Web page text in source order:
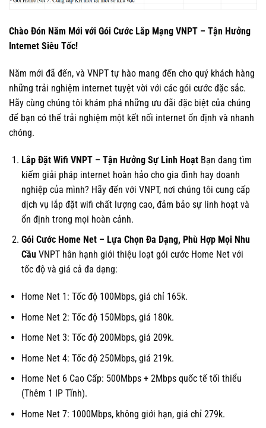
Chào Đón Năm Mới với Gói Cước Lắp Mạng VNPT – Tận Hưởng
Internet Siêu Tốc!
Năm mới đã đến, và VNPT tự hào mang đến cho quý khách hàng
những trải nghiệm internet tuyệt vời với các gói cước đặc sắc.
Hãy cùng chúng tôi khám phá những ưu đãi đặc biệt của chúng
để bạn có thể trải nghiệm một kết nối internet ổn định và nhanh
chóng.
Lắp Đặt Wifi VNPT – Tận Hưởng Sự Linh HoạtBạn đang tìm
kiếm giải pháp internet hoàn hảo cho gia đình hay doanh
nghiệp của mình? Hãy đến với VNPT, nơi chúng tôi cung cấp
dịch vụ lắp đặt wifi chất lượng cao, đảm bảo sự linh hoạt và
ổn định trong mọi hoàn cảnh.
Gói Cước Home Net – Lựa Chọn Đa Dạng, Phù Hợp Mọi Nhu
CầuVNPT hân hạnh giới thiệu loạt gói cước Home Net với
tốc độ và giá cả đa dạng:
Home Net 1: Tốc độ 100Mbps, giá chỉ 165k.
Home Net 2: Tốc độ 150Mbps, giá 180k.
Home Net 3: Tốc độ 200Mbps, giá 209k.
Home Net 4: Tốc độ 250Mbps, giá 219k.
Home Net 6 Cao Cấp: 500Mbps + 2Mbps quốc tế tối thiểu
(Thêm 1 IP Tĩnh).
Home Net 7: 1000Mbps, không giới hạn, giá chỉ 279k.